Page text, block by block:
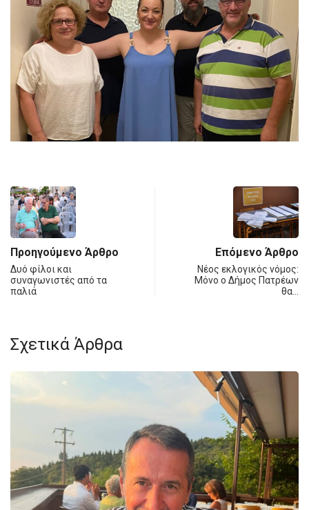
Προηγούμενο Άρθρο
Δυό φίλοι και
συναγωνιστές από τα
παλιά
Επόμενο Άρθρο
Νέος εκλογικός νόμος:
Μόνο ο Δήμος Πατρέων
θα…
Σχετικά Άρθρα